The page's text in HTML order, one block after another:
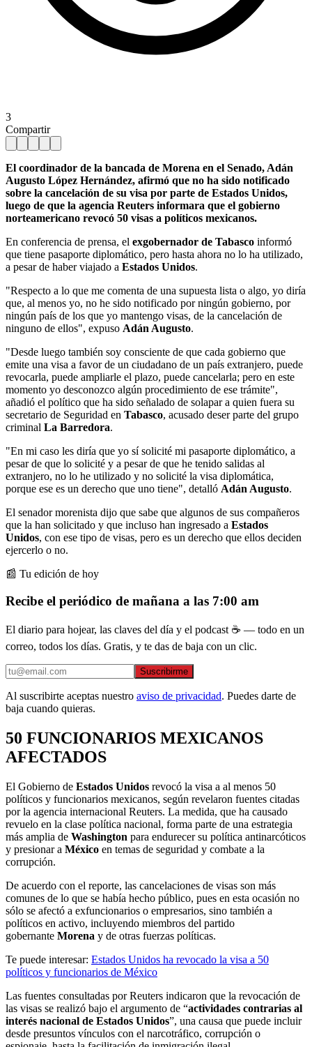
3
Compartir
El coordinador de la bancada de Morena en el Senado, Adán
Augusto López Hernández, afirmó que no ha sido notificado
sobre la cancelación de su visa por parte de Estados Unidos,
luego de que la agencia Reuters informara que el gobierno
norteamericano revocó 50 visas a políticos mexicanos.
En conferencia de prensa, el exgobernador de Tabasco informó
que tiene pasaporte diplomático, pero hasta ahora no lo ha utilizado,
a pesar de haber viajado a Estados Unidos.
"Respecto a lo que me comenta de una supuesta lista o algo, yo diría
que, al menos yo, no he sido notificado por ningún gobierno, por
ningún país de los que yo mantengo visas, de la cancelación de
ninguno de ellos", expuso Adán Augusto.
"Desde luego también soy consciente de que cada gobierno que
emite una visa a favor de un ciudadano de un país extranjero, puede
revocarla, puede ampliarle el plazo, puede cancelarla; pero en este
momento yo desconozco algún procedimiento de ese trámite",
añadió el político que ha sido señalado de solapar a quien fuera su
secretario de Seguridad en Tabasco, acusado deser parte del grupo
criminal La Barredora.
"En mi caso les diría que yo sí solicité mi pasaporte diplomático, a
pesar de que lo solicité y a pesar de que he tenido salidas al
extranjero, no lo he utilizado y no solicité la visa diplomática,
porque ese es un derecho que uno tiene", detalló Adán Augusto.
El senador morenista dijo que sabe que algunos de sus compañeros
que la han solicitado y que incluso han ingresado a Estados
Unidos, con ese tipo de visas, pero es un derecho que ellos deciden
ejercerlo o no.
📰 Tu edición de hoy
Recibe el periódico de mañana a las 7:00 am
El diario para hojear, las claves del día y el podcast ☕ — todo en un
correo, todos los días. Gratis, y te das de baja con un clic.
Suscribirme
Al suscribirte aceptas nuestro aviso de privacidad. Puedes darte de
baja cuando quieras.
50 FUNCIONARIOS MEXICANOS
AFECTADOS
El Gobierno de Estados Unidos revocó la visa a al menos 50
políticos y funcionarios mexicanos, según revelaron fuentes citadas
por la agencia internacional Reuters. La medida, que ha causado
revuelo en la clase política nacional, forma parte de una estrategia
más amplia de Washington para endurecer su política antinarcóticos
y presionar a México en temas de seguridad y combate a la
corrupción.
De acuerdo con el reporte, las cancelaciones de visas son más
comunes de lo que se había hecho público, pues en esta ocasión no
sólo se afectó a exfuncionarios o empresarios, sino también a
políticos en activo, incluyendo miembros del partido
gobernante Morena y de otras fuerzas políticas.
Te puede interesar: Estados Unidos ha revocado la visa a 50
políticos y funcionarios de México
Las fuentes consultadas por Reuters indicaron que la revocación de
las visas se realizó bajo el argumento de “actividades contrarias al
interés nacional de Estados Unidos”, una causa que puede incluir
desde presuntos vínculos con el narcotráfico, corrupción o